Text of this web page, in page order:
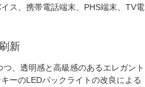
ス、携帯電話端末、PHS端末、TV電
新
、透明感と高級感のあるエレガント
ーのLEDバックライトの改良による